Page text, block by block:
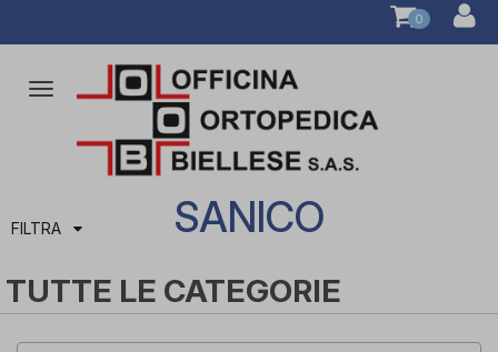
0
Attiva/disattiva
navigazione
FILTRA SANICO
TUTTE LE CATEGORIE